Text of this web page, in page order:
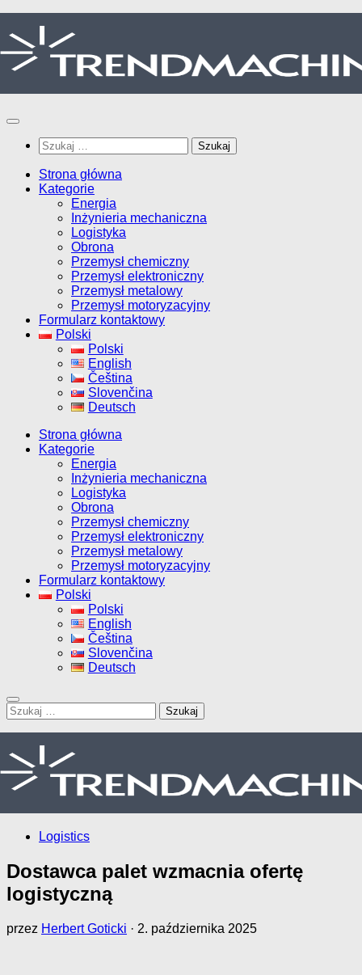
do
treści
Szukaj:
Strona główna
Kategorie
Energia
Inżynieria mechaniczna
Logistyka
Obrona
Przemysł chemiczny
Przemysł elektroniczny
Przemysł metalowy
Przemysł motoryzacyjny
Formularz kontaktowy
Polski
Polski
English
Čeština
Slovenčina
Deutsch
Strona główna
Kategorie
Energia
Inżynieria mechaniczna
Logistyka
Obrona
Przemysł chemiczny
Przemysł elektroniczny
Przemysł metalowy
Przemysł motoryzacyjny
Formularz kontaktowy
Polski
Polski
English
Čeština
Slovenčina
Deutsch
Szukaj:
Logistics
Dostawca palet wzmacnia ofertę
logistyczną
przez Herbert Goticki · 2. października 2025